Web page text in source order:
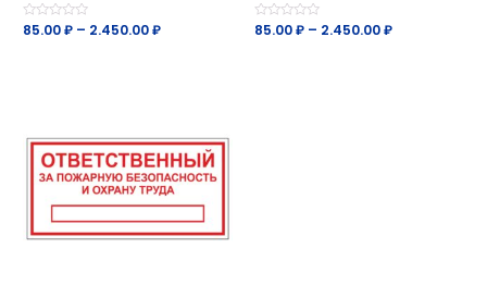
Оценка
85.00₽ – 2.450.00₽
Оценка
85.00₽ – 2.450.00₽